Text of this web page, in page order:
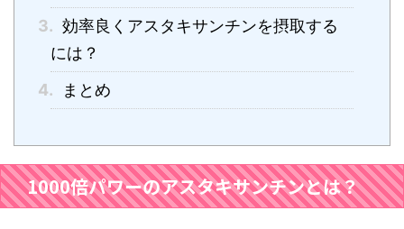
3. 効率良くアスタキサンチンを摂取する
には？
4.
まとめ
1000倍パワーのアスタキサンチンとは？